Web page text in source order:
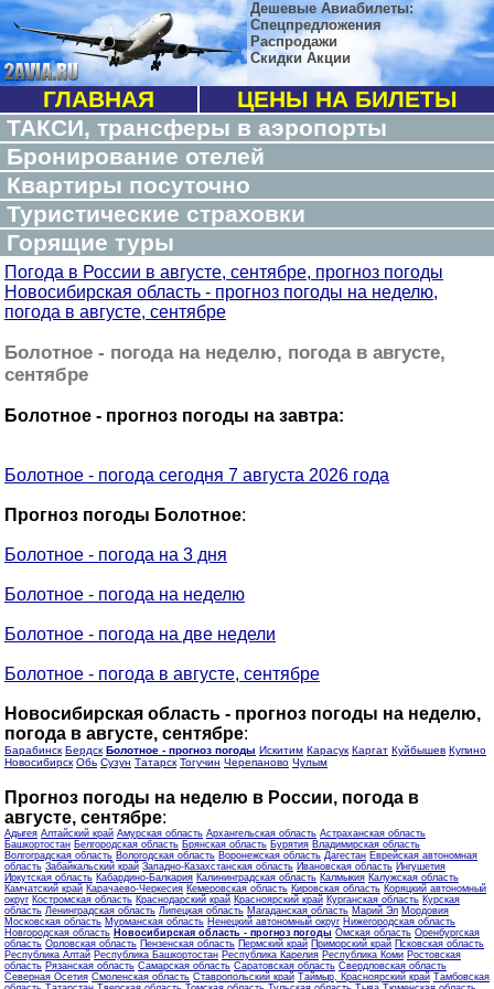
Дешевые Авиабилеты:
Спецпредложения
Распродажи
Скидки Акции
ГЛАВНАЯ
ЦЕНЫ НА БИЛЕТЫ
ТАКСИ, трансферы в аэропорты
Бронирование отелей
Квартиры посуточно
Туристические страховки
Горящие туры
Погода в России в августе, сентябре, прогноз погоды
Новосибирская область - прогноз погоды на неделю,
погода в августе, сентябре
Болотное - погода на неделю, погода в августе,
сентябре
Болотное - прогноз погоды на завтра:
Болотное - погода сегодня 7 августа 2026 года
Прогноз погоды Болотное:
Болотное - погода на 3 дня
Болотное - погода на неделю
Болотное - погода на две недели
Болотное - погода в августе, сентябре
Новосибирская область - прогноз погоды на неделю,
погода в августе, сентябре:
Барабинск Бердск Болотное - прогноз погоды Искитим Карасук Каргат Куйбышев Купино
Новосибирск Обь Сузун Татарск Тогучин Черепаново Чулым
Прогноз погоды на неделю в России, погода в
августе, сентябре:
Адыгея Алтайский край Амурская область Архангельская область Астраханская область
Башкортостан Белгородская область Брянская область Бурятия Владимирская область
Волгоградская область Вологодская область Воронежская область Дагестан Еврейская автономная
область Забайкальский край Западно-Казахстанская область Ивановская область Ингушетия
Иркутская область Кабардино-Балкария Калининградская область Калмыкия Калужская область
Камчатский край Карачаево-Черкесия Кемеровская область Кировская область Коряцкий автономный
округ Костромская область Краснодарский край Красноярский край Курганская область Курская
область Ленинградская область Липецкая область Магаданская область Марий Эл Мордовия
Московская область Мурманская область Ненецкий автономный округ Нижегородская область
Новгородская область Новосибирская область - прогноз погоды Омская область Оренбургская
область Орловская область Пензенская область Пермский край Приморский край Псковская область
Республика Алтай Республика Башкортостан Республика Карелия Республика Коми Ростовская
область Рязанская область Самарская область Саратовская область Свердловская область
Северная Осетия Смоленская область Ставропольский край Таймыр, Красноярский край Тамбовская